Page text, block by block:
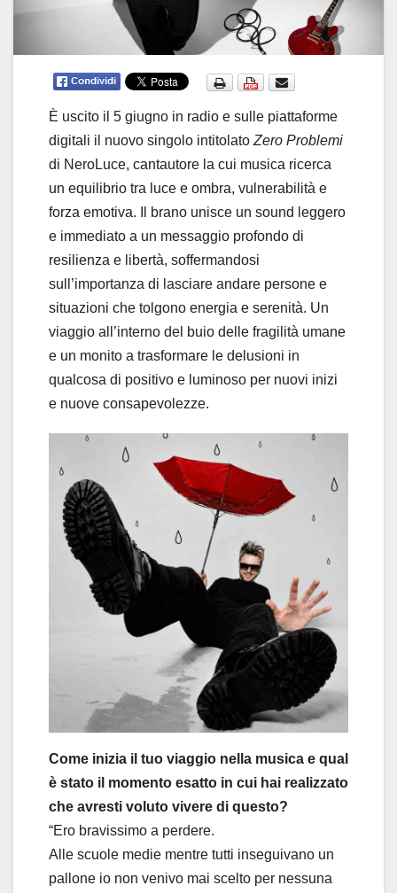
È uscito il 5 giugno in radio e sulle piattaforme
digitali il nuovo singolo intitolato Zero Problemi
di NeroLuce, cantautore la cui musica ricerca
un equilibrio tra luce e ombra, vulnerabilità e
forza emotiva. Il brano unisce un sound leggero
e immediato a un messaggio profondo di
resilienza e libertà, soffermandosi
sull’importanza di lasciare andare persone e
situazioni che tolgono energia e serenità. Un
viaggio all’interno del buio delle fragilità umane
e un monito a trasformare le delusioni in
qualcosa di positivo e luminoso per nuovi inizi
e nuove consapevolezze.
Come inizia il tuo viaggio nella musica e qual
è stato il momento esatto in cui hai realizzato
che avresti voluto vivere di questo?
“Ero bravissimo a perdere.
Alle scuole medie mentre tutti inseguivano un
pallone io non venivo mai scelto per nessuna